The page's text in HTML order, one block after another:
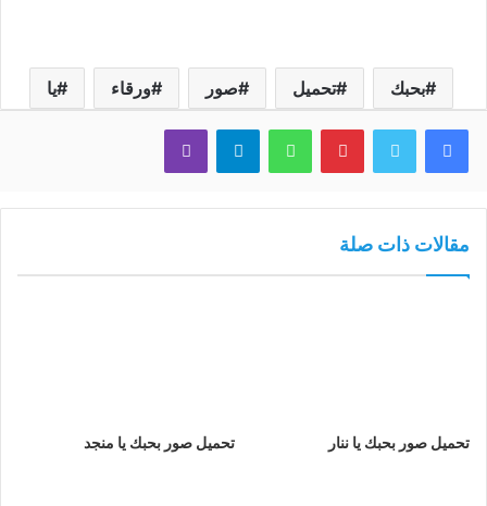
بحبك تحميل صور ورقاء يا
فيسبوك تويتر بينتيريستواتساب تيلقرام ڤايبر
مقالات ذات صلة
تحميل صور بحبك يا ننار تحميل صور بحبك يا منجد